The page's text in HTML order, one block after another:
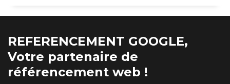
REFERENCEMENT GOOGLE,
Votre partenaire de
référencement web !